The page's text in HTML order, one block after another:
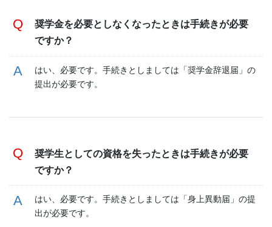
奨学金を必要としなくなったときは手続きが必要
ですか？
はい、必要です。手続きとしましては「奨学金辞退届」の
提出が必要です。
奨学生としての資格を失ったときは手続きが必要
ですか？
はい、必要です。手続きとしましては「身上異動届」の提
出が必要です。